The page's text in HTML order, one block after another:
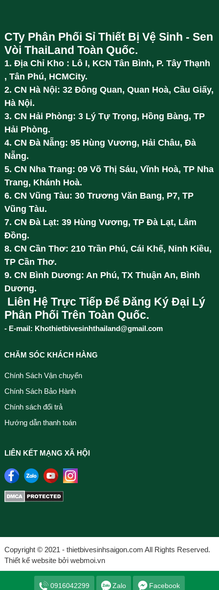
CTy Phân Phối Sỉ Thiết Bị Vệ Sinh - Sen
Vòi ThaiLand Toàn Quốc.
1. Địa Chỉ Kho : Lô I, KCN Tân Bình, P. Tây Thạnh
, Tân Phú, HCMCity.
2. CN Hà Nội: 32 Đông Quan, Quan Hoà, Cầu Giấy,
Hà Nội.
3. CN Hải Phòng: 3 Lý Tự Trọng, Hồng Bàng, TP
Hải Phòng.
4. CN Đà Nẵng: 95 Hùng Vương, Hải Châu, Đà
Nẵng.
5. CN Nha Trang: 09 Võ Thị Sáu, Vĩnh Hoà, TP Nha
Trang, Khánh Hoà.
6. CN Vũng Tàu: 30 Trương Văn Bang, P7, TP
Vũng Tàu.
7. CN Đà Lạt: 39 Hùng Vương, TP Đà Lạt, Lâm
Đồng.
8. CN Cần Thơ: 210 Trần Phú, Cái Khế, Ninh Kiều,
TP Cần Thơ.
9. CN Bình Dương: An Phú, TX Thuận An, Bình
Dương.
Liên Hệ Trực Tiếp Để Đăng Ký Đại Lý
Phân Phối Trên Toàn Quốc.
- E-mail: Khothietbivesinhthailand@gmail.com
CHĂM SÓC KHÁCH HÀNG
Chính Sách Vận chuyển
Chính Sách Bảo Hành
Chính sách đổi trả
Hướng dẫn thanh toán
LIÊN KẾT MẠNG XÃ HỘI
Copyright © 2021 - thietbivesinhsaigon.com All Rights Reserved.
Thiết kế website bởi webmoi.vn
0916042299 Zalo Facebook